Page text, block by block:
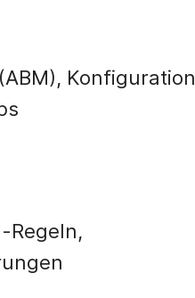
Konfiguration
Regeln,